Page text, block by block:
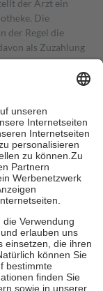
der Arzt ein
Die
der Regel die
als Zuzahlung
Höhe von zehn
die tatsächlichen
Apotheken.
die
Euro je
Gesundheit zu
unterstützen,
18. Lebensjahr
die von der